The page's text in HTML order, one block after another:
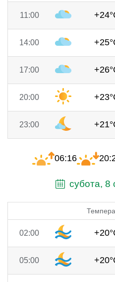
11:00
14:00
17:00
20:00
23:00
06:16
субота, 8
02:00
05:00